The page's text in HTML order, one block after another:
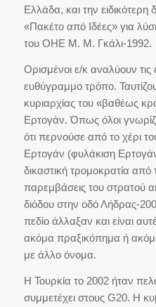
Ελλάδα, και την ειδικότερη
«Πακέτο από Ιδέες» για
του ΟΗΕ Μ. Μ. Γκάλι-1992.
Ορισμένοι ε/κ αναλύουν τις
ευθύγραμμο τρόπο.
κυριαρχίας του «βαθέως
Ερτογάν. Όπως όλοι
ότι περνούσε από το χέρι
Ερτογάν (φυλάκιση
δικαστική τρομοκρατία
παρεμβάσεις του στρατού
διόδου στην οδό Λήδρας-
πεδίο άλλαξαν και είναι
ακόμα πραξικόπημα ή
με άλλο όνομα.
Η Τουρκία το 2002 ήταν
συμμετέχει στους G20. Η